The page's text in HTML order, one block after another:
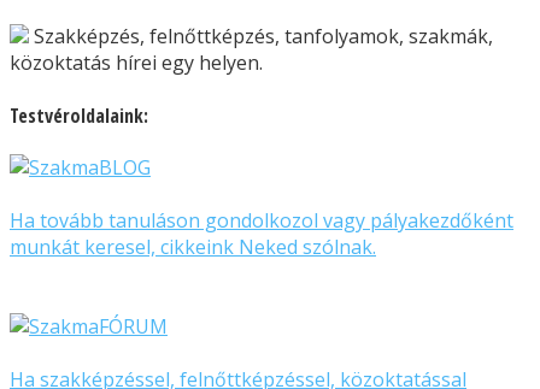
Szakképzés, felnőttképzés, tanfolyamok, szakmák,
közoktatás hírei egy helyen.
Testvéroldalaink:
Ha tovább tanuláson gondolkozol vagy pályakezdőként
munkát keresel, cikkeink Neked szólnak.
Ha szakképzéssel, felnőttképzéssel, közoktatással